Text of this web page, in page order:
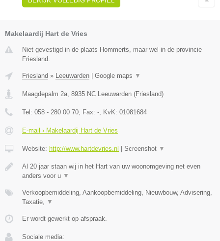
Makelaardij Hart de Vries
Niet gevestigd in de plaats Hommerts, maar wel in de provincie
Friesland.
Friesland » Leeuwarden | Google maps ▼
Maagdepalm 2a 8935 NC Leeuwarden (Friesland)
Tel: 058 - 280 00 70 , Fax: - , KvK: 01081684
E-mail › Makelaardij Hart de Vries
Website: http://www.hartdevries.nl | Screenshot ▼
Al 20 jaar staan wij in het Hart van uw woonomgeving net even
anders voor u ▼
Verkoopbemiddeling, Aankoopbemiddeling, Nieuwbouw, Advisering,
Taxatie,
▼
Er wordt gewerkt op afspraak.
Sociale media: